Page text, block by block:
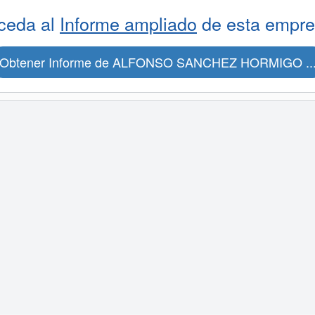
al Informe ampliado de esta
Informe de ALFONSO SANCHEZ HORMIGO